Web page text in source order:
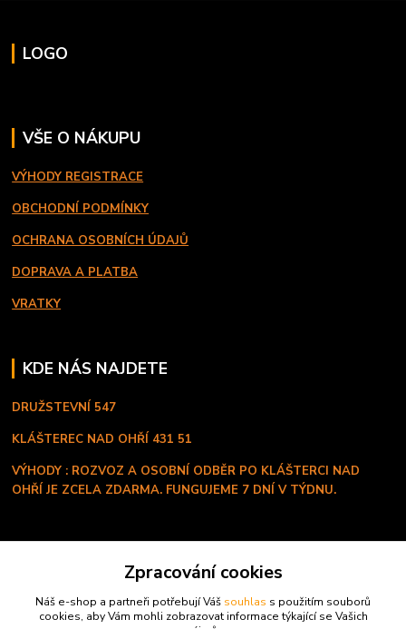
LOGO
VŠE O NÁKUPU
VÝHODY REGISTRACE
OBCHODNÍ PODMÍNKY
OCHRANA OSOBNÍCH ÚDAJŮ
DOPRAVA A PLATBA
VRATKY
KDE NÁS NAJDETE
DRUŽSTEVNÍ 547
KLÁŠTEREC NAD OHŘÍ 431 51
VÝHODY : ROZVOZ A OSOBNÍ ODBĚR PO KLÁŠTERCI NAD
OHŘÍ JE ZCELA ZDARMA. FUNGUJEME 7 DNÍ V TÝDNU.
+420 603 334 280
Po - Ne ( 8:00 - 20:00 hod )
Zpracování cookies
Náš e-shop a partneři potřebují Váš souhlas s použitím souborů
cookies, aby Vám mohli zobrazovat informace týkající se Vašich